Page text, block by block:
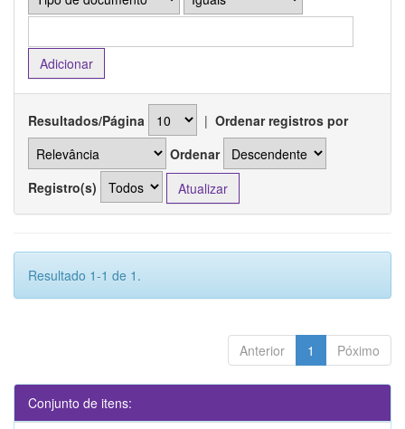
Resultados/Página | Ordenar registros por
Ordenar
Registro(s)
Resultado 1-1 de 1.
Anterior 1 Póximo
Conjunto de itens: